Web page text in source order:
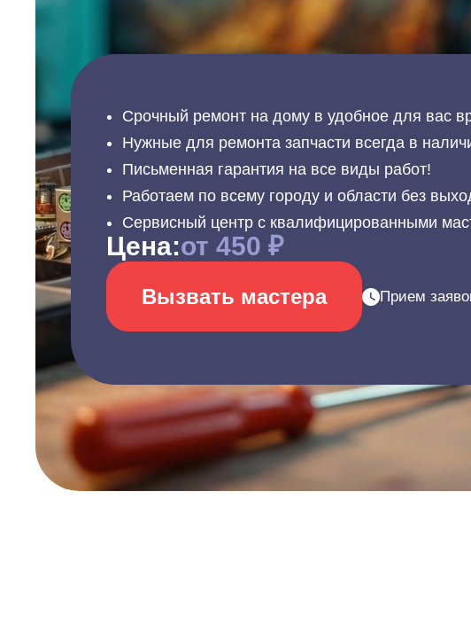
Срочный ремонт на дому в удобное для вас
Нужные для ремонта запчасти всегда в
Письменная гарантия на все виды работ!
Работаем по всему городу и области без
Сервисный центр с квалифицированными
Цена:от 450 ₽
Вызвать мастера Прием